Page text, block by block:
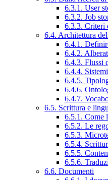
6.3.1. User
6.3.2. Job
6.3.3. Criteri
6.4. Architettura
6.4.1.
6.4.2.
6.4.3. Flussi
6.4.4.
6.4.5.
6.4.6.
6.4.7.
6.5. Scrittura e
6.5.1. Come
6.5.2. Le
6.5.3.
6.5.4.
6.5.5.
6.5.6.
6.6. Documenti